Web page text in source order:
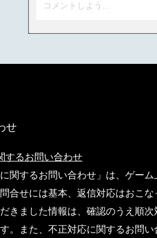
コメントしよう...
せ
するお問い合わせ
関するお問い合わせ」は、ゲーム
合せには基本、返信対応はおこな
きました情報は、確認のうえ順
。また、不正対応に関するお問